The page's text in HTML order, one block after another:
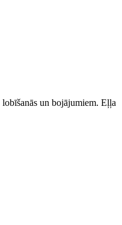
un bojājumiem. Eļļa